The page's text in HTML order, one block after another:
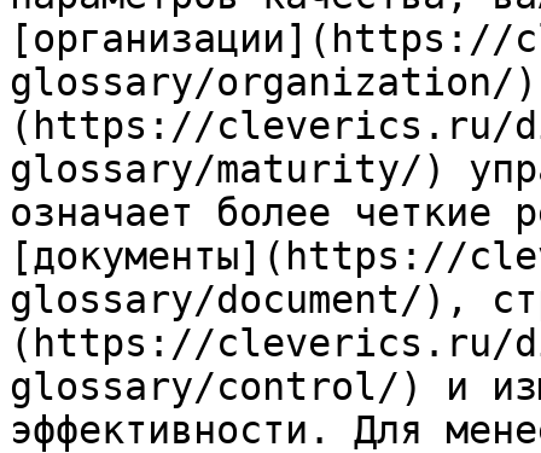
glossary/organization/
(https://cleverics.ru/
glossary/maturity/)
означает более четкие
[документы](https://
glossary/document/),
(https://cleverics.ru/
glossary/control/) и
эффективности. Для